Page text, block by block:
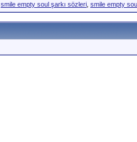
smile empty soul şarkı sözleri smile empty